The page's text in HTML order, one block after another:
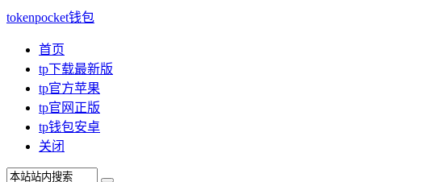
tokenpocket钱包
首页
tp下载最新版
tp官方苹果
tp官网正版
tp钱包安卓
关闭